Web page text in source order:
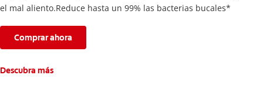
el mal aliento.Reduce hasta un 99% las bacterias bucales*
Comprar ahora
Descubra más